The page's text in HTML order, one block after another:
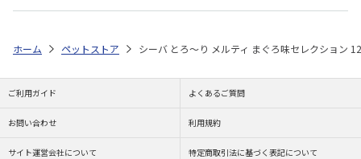
ホーム ペットストア シーバ とろ～り メルティ まぐろ味セレクション
ご利用ガイド よくあるご質問
お問い合わせ 利用規約
サイト運営会社について 特定商取引法に基づく表記について